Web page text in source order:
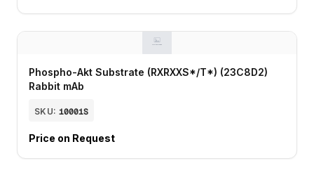
Phospho-Akt Substrate (RXRXXS*/T*) (23C8D2)
Rabbit mAb
SKU: 10001S
Price on Request